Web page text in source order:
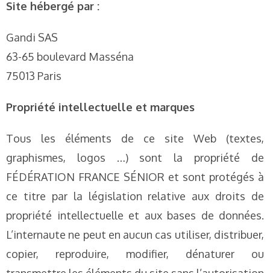
Site hébergé par :
Gandi SAS
63-65 boulevard Masséna
75013 Paris
Propriété intellectuelle et marques
Tous les éléments de ce site Web (textes,
graphismes, logos …) sont la propriété de
FÉDÉRATION FRANCE SÉNIOR et sont protégés à
ce titre par la législation relative aux droits de
propriété intellectuelle et aux bases de données.
L’internaute ne peut en aucun cas utiliser, distribuer,
copier, reproduire, modifier, dénaturer ou